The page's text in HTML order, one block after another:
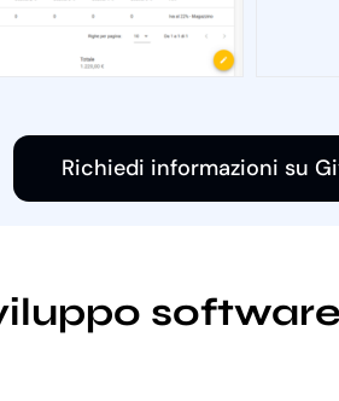
Richiedi informazioni su